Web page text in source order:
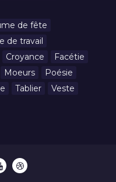
de fête
de travail
Croyance
Facétie
Moeurs
Poésie
Tablier Veste